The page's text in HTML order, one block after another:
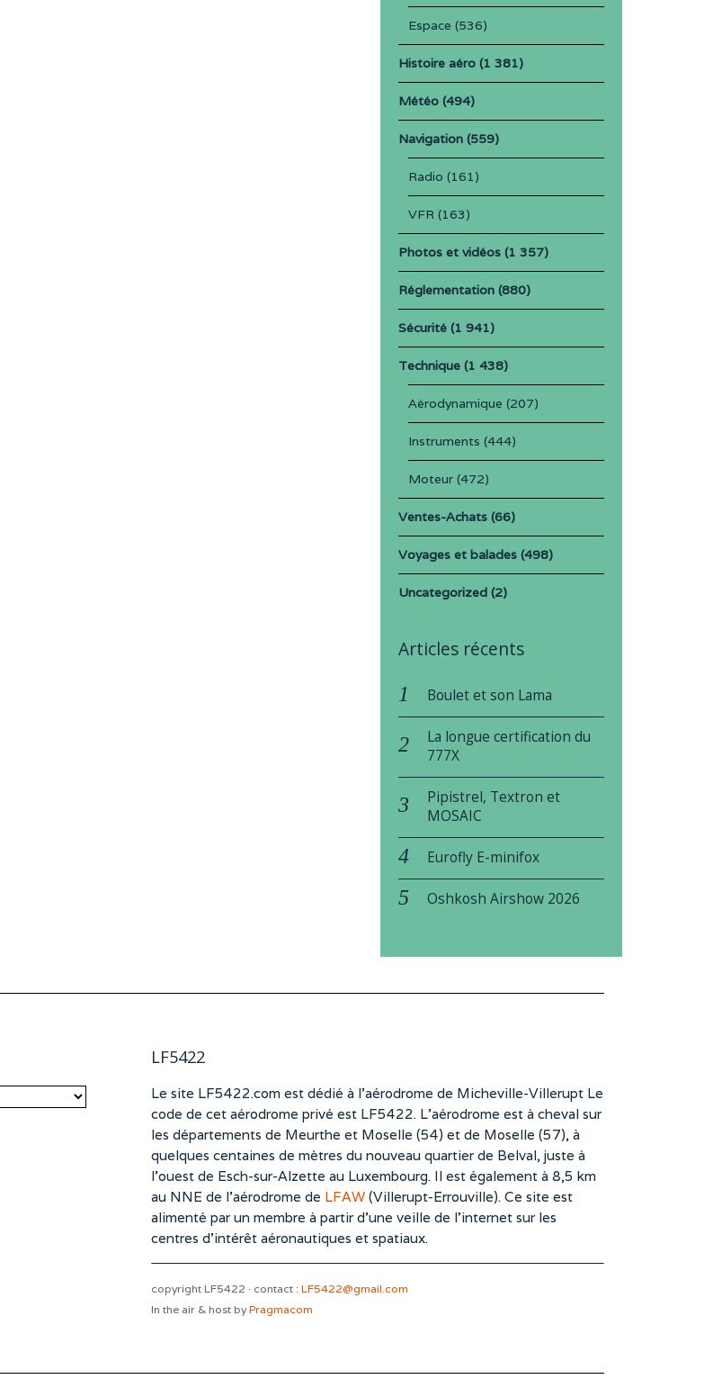
Espace (536)
Histoire aéro(1 381)
Météo(494)
Navigation(559)
Radio (161)
VFR (163)
Photos et vidéos(1 357)
Réglementation(880)
Sécurité(1 941)
Technique(1 438)
Aérodynamique (207)
Instruments (444)
Moteur(472)
Ventes-Achats(66)
Voyages et balades(498)
Uncategorized(2)
Articles récents
Boulet et son Lama
La longue certification du
777X
Pipistrel, Textron et
MOSAIC
Eurofly E-minifox
Oshkosh Airshow 2026
LF5422
Le site LF5422.com est dédié à l’aérodrome de Micheville-Villerupt Le
code de cet aérodrome privé est LF5422. L’aérodrome est à cheval sur
les départements de Meurthe et Moselle (54) et de Moselle (57), à
quelques centaines de mètres du nouveau quartier de Belval, juste à
l’ouest de Esch-sur-Alzette au Luxembourg. Il est également à 8,5 km
au NNE de l’aérodrome de LFAW(Villerupt-Errouville). Ce site est
alimenté par un membre à partir d’une veille de l’internet sur les
centres d’intérêt aéronautiques et spatiaux.
copyright LF5422 · contact : LF5422@gmail.com
In the air & host byPragmacom